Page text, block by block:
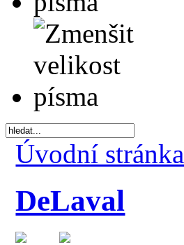
Úvodní stránka
DeLaval